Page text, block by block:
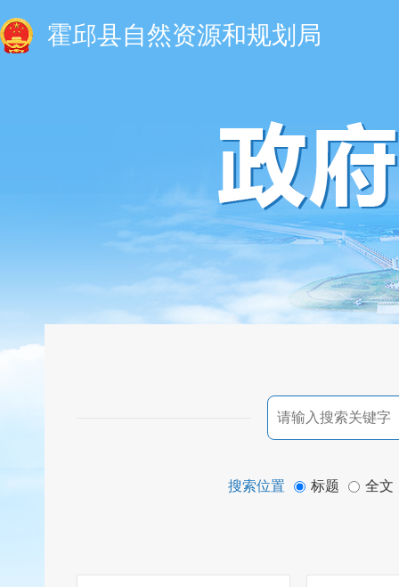
霍邱县自然资源和规划局
搜索位置 标题 全文